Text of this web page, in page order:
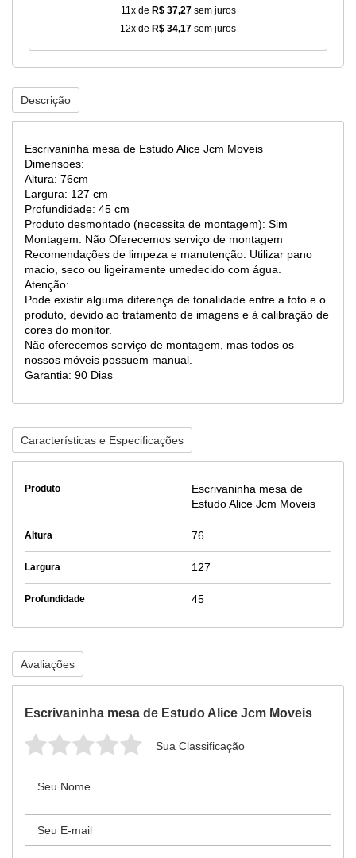
11x de R$ 37,27sem juros
12x de R$ 34,17 sem juros
Descrição
Escrivaninha mesa de Estudo Alice Jcm Moveis
Dimensoes:
Altura: 76cm
Largura: 127 cm
Profundidade: 45 cm
Produto desmontado (necessita de montagem): Sim
Montagem: Não Oferecemos serviço de montagem
Recomendações de limpeza e manutenção: Utilizar pano
macio, seco ou ligeiramente umedecido com água.
Atenção:
Pode existir alguma diferença de tonalidade entre a foto e o
produto, devido ao tratamento de imagens e à calibração de
cores do monitor.
Não oferecemos serviço de montagem, mas todos os
nossos móveis possuem manual.
Garantia: 90 Dias
Características e Especificações
Produto
Escrivaninha mesa de
Estudo Alice Jcm Moveis
Altura 76
Largura 127
Profundidade 45
Avaliações
Escrivaninha mesa de Estudo Alice Jcm Moveis
Sua Classificação